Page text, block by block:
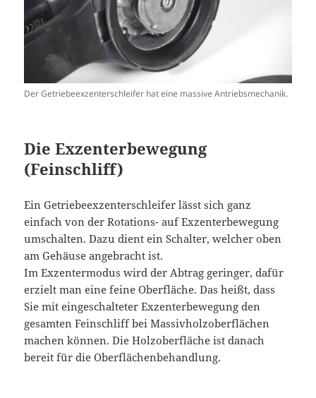
Der Getriebeexzenterschleifer hat eine massive Antriebsmechanik.
Die Exzenterbewegung
(Feinschliff)
Ein Getriebeexzenterschleifer lässt sich ganz
einfach von der Rotations- auf Exzenterbewegung
umschalten. Dazu dient ein Schalter, welcher oben
am Gehäuse angebracht ist.
Im Exzentermodus wird der Abtrag geringer, dafür
erzielt man eine feine Oberfläche. Das heißt, dass
Sie mit eingeschalteter Exzenterbewegung den
gesamten Feinschliff bei Massivholzoberflächen
machen können. Die Holzoberfläche ist danach
bereit für die Oberflächenbehandlung.